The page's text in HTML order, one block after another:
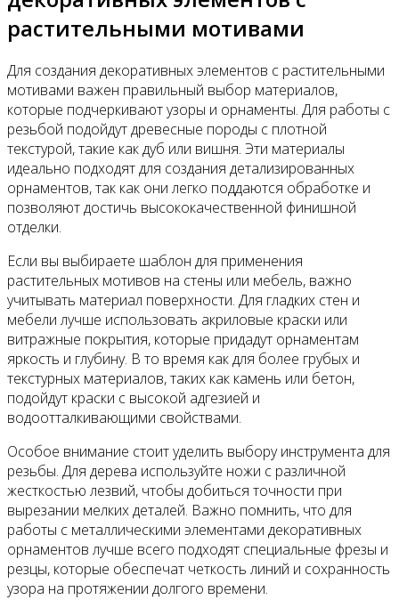
растительными мотивами
Для создания декоративных элементов с растительными
мотивами важен правильный выбор материалов,
которые подчеркивают узоры и орнаменты. Для работы с
резьбой подойдут древесные породы с плотной
текстурой, такие как дуб или вишня. Эти материалы
идеально подходят для создания детализированных
орнаментов, так как они легко поддаются обработке и
позволяют достичь высококачественной финишной
отделки.
Если вы выбираете шаблон для применения
растительных мотивов на стены или мебель, важно
учитывать материал поверхности. Для гладких стен и
мебели лучше использовать акриловые краски или
витражные покрытия, которые придадут орнаментам
яркость и глубину. В то время как для более грубых и
текстурных материалов, таких как камень или бетон,
подойдут краски с высокой адгезией и
водоотталкивающими свойствами.
Особое внимание стоит уделить выбору инструмента для
резьбы. Для дерева используйте ножи с различной
жесткостью лезвий, чтобы добиться точности при
вырезании мелких деталей. Важно помнить, что для
работы с металлическими элементами декоративных
орнаментов лучше всего подходят специальные фрезы и
резцы, которые обеспечат четкость линий и сохранность
узора на протяжении долгого времени.